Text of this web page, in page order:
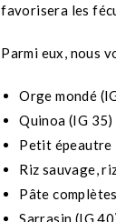
favorisera les
Parmi eux, nous
Orge mondé
Quinoa (IG 35)
Petit épeautre
Riz sauvage,
Pâte
Sarrasin (IG